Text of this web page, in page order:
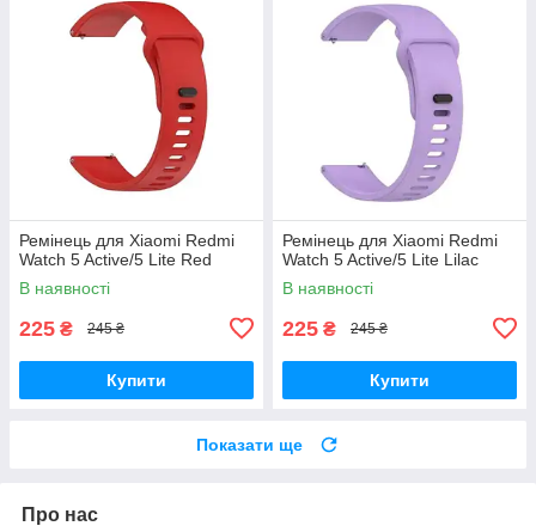
Ремінець для Xiaomi Redmi
Watch 5 Active/5 Lite Red
В наявності
225 ₴ 245 ₴
Купити
Ремінець для Xiaomi Redmi
Watch 5 Active/5 Lite Lilac
В наявності
225 ₴ 245 ₴
Купити
Показати ще
Про нас